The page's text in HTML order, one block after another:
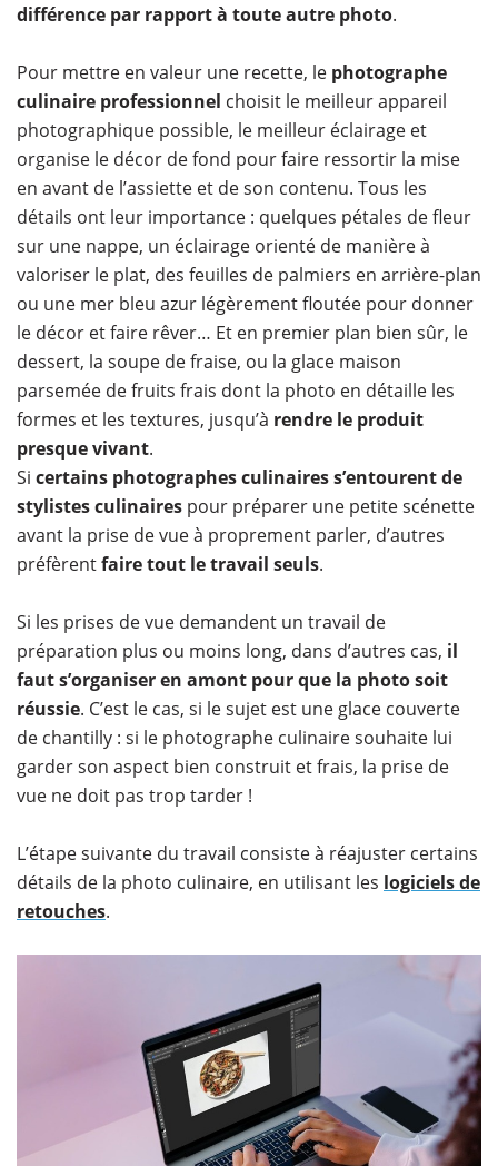
différence par rapport à toute autre photo.
Pour mettre en valeur une recette, le photographe
culinaire professionnel choisit le meilleur appareil
photographique possible, le meilleur éclairage et
organise le décor de fond pour faire ressortir la mise
en avant de l’assiette et de son contenu. Tous les
détails ont leur importance : quelques pétales de fleur
sur une nappe, un éclairage orienté de manière à
valoriser le plat, des feuilles de palmiers en arrière-plan
ou une mer bleu azur légèrement floutée pour donner
le décor et faire rêver… Et en premier plan bien sûr, le
dessert, la soupe de fraise, ou la glace maison
parsemée de fruits frais dont la photo en détaille les
formes et les textures, jusqu’à rendre le produit
presque vivant.
Si certains photographes culinaires s’entourent de
stylistes culinaires pour préparer une petite scénette
avant la prise de vue à proprement parler, d’autres
préfèrentfaire tout le travail seuls.
Si les prises de vue demandent un travail de
préparation plus ou moins long, dans d’autres cas, il
faut s’organiser en amont pour que la photo soit
réussie. C’est le cas, si le sujet est une glace couverte
de chantilly : si le photographe culinaire souhaite lui
garder son aspect bien construit et frais, la prise de
vue ne doit pas trop tarder !
L’étape suivante du travail consiste à réajuster certains
détails de la photo culinaire, en utilisant les logiciels de
retouches.